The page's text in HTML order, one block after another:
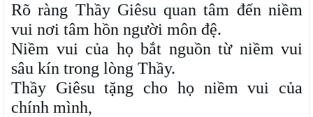
Rõ ràng Thầy Giêsu quan tâm đến niềm
vui nơi tâm hồn người môn đệ.
Niềm vui của họ bắt nguồn từ niềm vui
sâu kín trong lòng Thầy.
Thầy Giêsu tặng cho họ niềm vui của
chính mình,